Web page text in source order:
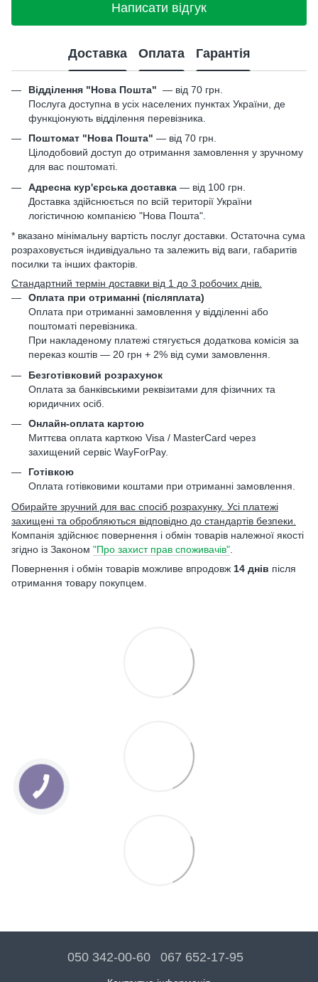
Написати відгук
Доставка Оплата Гарантія
Відділення "Нова Пошта" — від 70 грн.
Послуга доступна в усіх населених пунктах України, де
функціонують відділення перевізника.
Поштомат "Нова Пошта" — від 70 грн.
Цілодобовий доступ до отримання замовлення у зручному
для вас поштоматі.
Адресна кур'єрська доставка — від 100 грн.
Доставка здійснюється по всій території України
логістичною компанією "Нова Пошта".
* вказано мінімальну вартість послуг доставки. Остаточна сума
розраховується індивідуально та залежить від ваги, габаритів
посилки та інших факторів.
Стандартний термін доставки від 1 до 3 робочих днів.
Оплата при отриманні (післяплата)
Оплата при отриманні замовлення у відділенні або
поштоматі перевізника.
При накладеному платежі стягується додаткова комісія за
переказ коштів — 20 грн + 2% від суми замовлення.
Безготівковий розрахунок
Оплата за банківськими реквізитами для фізичних та
юридичних осіб.
Онлайн-оплата картою
Миттєва оплата карткою Visa / MasterCard через
захищений сервіс WayForPay.
Готівкою
Оплата готівковими коштами при отриманні замовлення.
Обирайте зручний для вас спосіб розрахунку. Усі платежі
захищені та обробляються відповідно до стандартів безпеки.
Компанія здійснює повернення і обмін товарів належної якості
згідно із Законом "Про захист прав споживачів"
Повернення і обмін товарів можливе впродовж 14 днів після
отримання товару покупцем.
050 342-00-60 067 652-17-95